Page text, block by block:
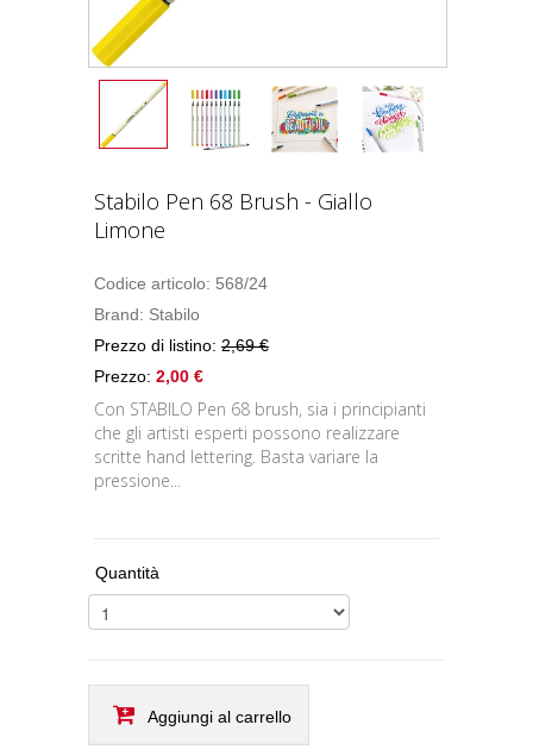
Stabilo Pen 68 Brush - Giallo
Limone
Codice articolo: 568/24
Brand: Stabilo
Prezzo di listino: 2,69 €
Prezzo: 2,00 €
Con STABILO Pen 68 brush, sia i principianti
che gli artisti esperti possono realizzare
scritte hand lettering. Basta variare la
pressione...
Quantità
Aggiungi al carrello